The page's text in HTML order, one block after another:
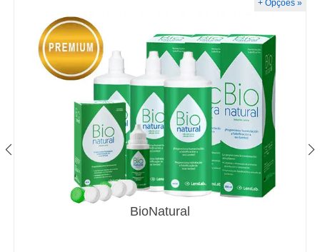
BioNatural
+ Opções »